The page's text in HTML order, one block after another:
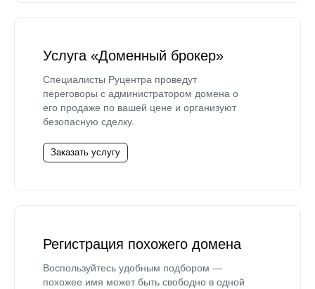
Услуга «Доменный брокер»
Специалисты Руцентра проведут
переговоры с администратором домена о
его продаже по вашей цене и организуют
безопасную сделку.
Заказать услугу
Регистрация похожего домена
Воспользуйтесь удобным подбором —
похожее имя может быть свободно в одной